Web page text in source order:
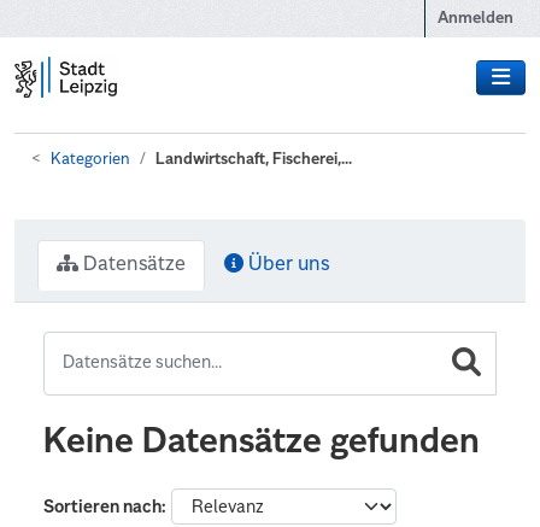
Anmelden
Kategorien Landwirtschaft, Fischerei,...
Datensätze Über uns
Keine Datensätze gefunden
Sortieren nach